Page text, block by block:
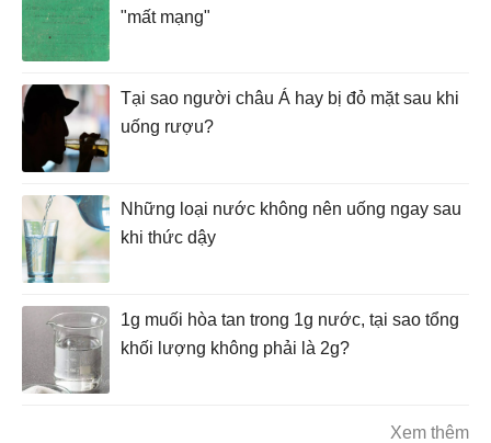
"mất mạng"
Tại sao người châu Á hay bị đỏ mặt sau khi
uống rượu?
Những loại nước không nên uống ngay sau
khi thức dậy
1g muối hòa tan trong 1g nước, tại sao tổng
khối lượng không phải là 2g?
Xem thêm